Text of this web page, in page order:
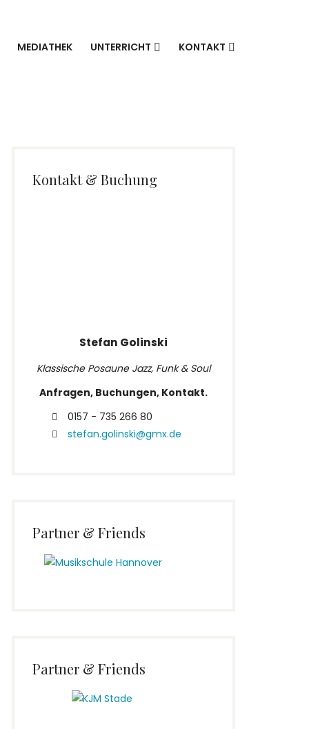
MEDIATHEK UNTERRICHT KONTAKT
Kontakt & Buchung
Stefan Golinski
Klassische Posaune Jazz, Funk & Soul
Anfragen, Buchungen, Kontakt.
0157 - 735 266 80
stefan.golinski@gmx.de
Partner & Friends
Partner & Friends